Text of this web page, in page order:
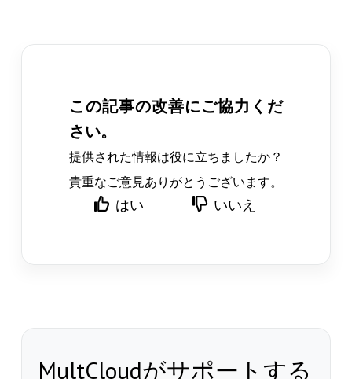
この記事の改善にご協力くだ
さい。
提供された情報は役に立ちましたか？
貴重なご意見ありがとうございます。
はい いいえ
MultCloudがサポートする